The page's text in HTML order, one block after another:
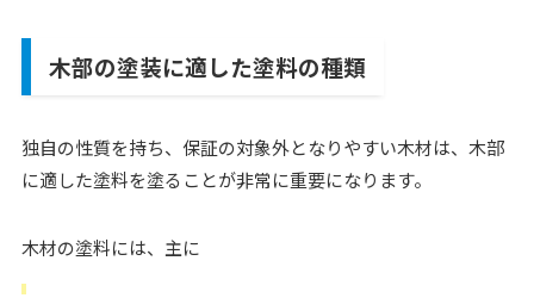
木部の塗装に適した塗料の種類
独自の性質を持ち、保証の対象外となりやすい木材は、木部
に適した塗料を塗ることが非常に重要になります。
木材の塗料には、主に